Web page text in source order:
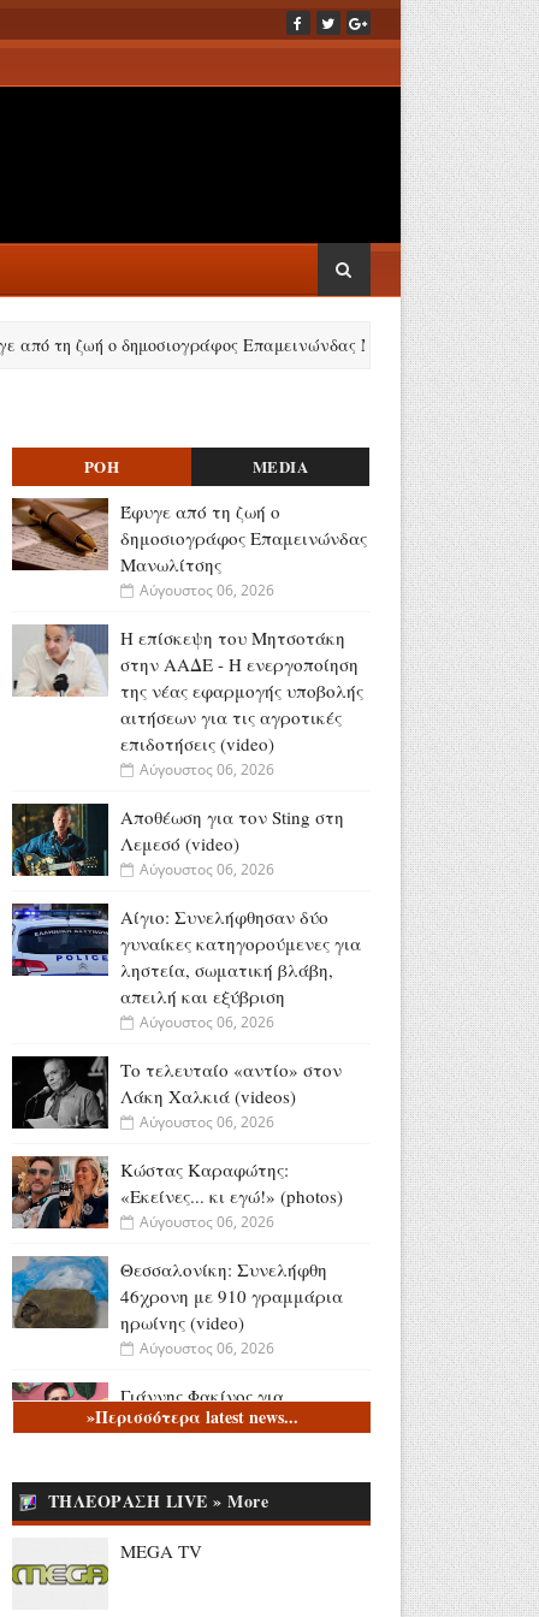
ζωή ο δημοσιογράφος Επαμεινώνδας Μανωλίτσης Η
ΡΟΗ MEDIA
Έφυγε από τη ζωή ο
δημοσιογράφος Επαμεινώνδας
Μανωλίτσης
Αύγουστος 06, 2026
Η επίσκεψη του Μητσοτάκη
στην ΑΑΔΕ - Η ενεργοποίηση
της νέας εφαρμογής υποβολής
αιτήσεων για τις αγροτικές
επιδοτήσεις (video)
Αύγουστος 06, 2026
Αποθέωση για τον Sting στη
Λεμεσό (video)
Αύγουστος 06, 2026
Αίγιο: Συνελήφθησαν δύο
γυναίκες κατηγορούμενες για
ληστεία, σωματική βλάβη,
απειλή και εξύβριση
Αύγουστος 06, 2026
Το τελευταίο «αντίο» στον
Λάκη Χαλκιά (videos)
Αύγουστος 06, 2026
Κώστας Καραφώτης:
«Εκείνες... κι εγώ!» (photos)
Αύγουστος 06, 2026
Θεσσαλονίκη: Συνελήφθη
46χρονη με 910 γραμμάρια
ηρωίvης (video)
Αύγουστος 06, 2026
Γιάννης Φακίνος για
«Λογαριασμό» και Κατερίνα
(videos)
Αύγουστος 06, 2026
»Περισσότερα latest news...
ΤΗΛΕΟΡΑΣΗ LIVE » More
MEGA TV